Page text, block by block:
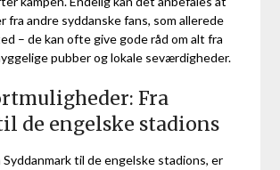
fra andre syddanske fans, som allerede
– de kan ofte give gode råd om alt fra
pubber og lokale seværdigheder.
Fra
de engelske stadions
Syddanmark til de engelske stadions, er